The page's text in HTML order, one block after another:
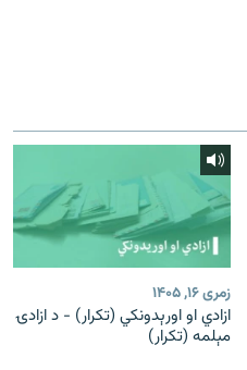
زمری ۱۶, ۱۴۰۵
ازادي او اورېدونکي (تکرار) - د ازادۍ
مېلمه (تکرار)